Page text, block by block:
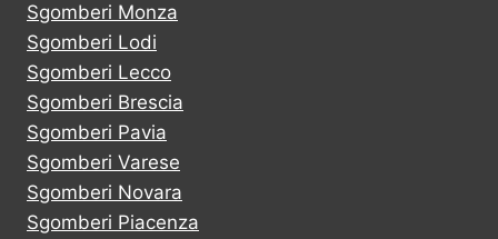
Sgomberi Monza
Sgomberi Lodi
Sgomberi Lecco
Sgomberi Brescia
Sgomberi Pavia
Sgomberi Varese
Sgomberi Novara
Sgomberi Piacenza